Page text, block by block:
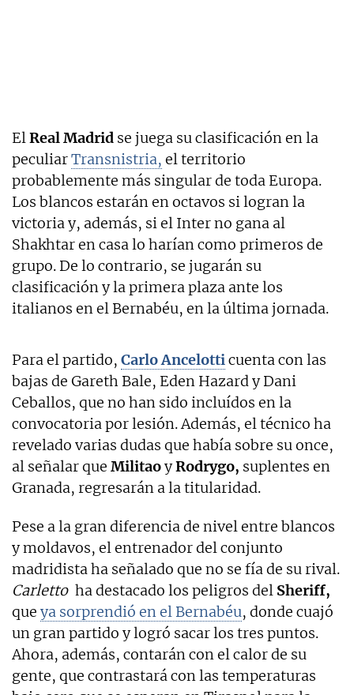
ElReal Madrid se juega su clasificación en la
peculiarTransnistria, el territorio
probablemente más singular de toda Europa.
Los blancos estarán en octavos si logran la
victoria y, además, si el Inter no gana al
Shakhtar en casa lo harían como primeros de
grupo. De lo contrario, se jugarán su
clasificación y la primera plaza ante los
italianos en el Bernabéu, en la última jornada.
Para el partido, Carlo Ancelotticuenta con las
bajas de Gareth Bale, Eden Hazard y Dani
Ceballos, que no han sido incluídos en la
convocatoria por lesión. Además, el técnico ha
revelado varias dudas que había sobre su once,
al señalar que MilitaoyRodrygo, suplentes en
Granada, regresarán a la titularidad.
Pese a la gran diferencia de nivel entre blancos
y moldavos, el entrenador del conjunto
madridista ha señalado que no se fía de su rival.
Carletto ha destacado los peligros del Sheriff,
que ya sorprendió en el Bernabéu, donde cuajó
un gran partido y logró sacar los tres puntos.
Ahora, además, contarán con el calor de su
gente, que contrastará con las temperaturas